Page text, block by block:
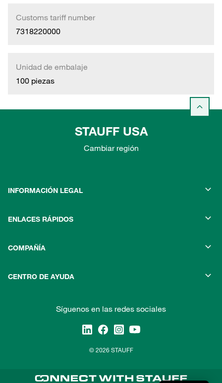
Customs tariff number
7318220000
Unidad de embalaje
100 piezas
STAUFF USA
Cambiar región
INFORMACIÓN LEGAL
ENLACES RÁPIDOS
COMPAÑÍA
CENTRO DE AYUDA
Síguenos en las redes sociales
© 2026 STAUFF